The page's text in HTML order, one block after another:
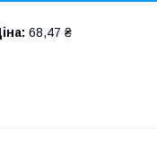
68,47 ₴